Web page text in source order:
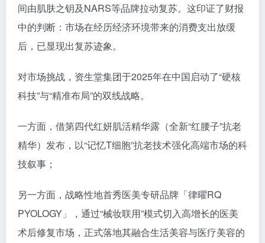
间由肌肤之钥及NARS等品牌拉动复苏。这印证了财报
中的判断：市场在经历经济环境带来的消费支出放缓
后，已显现出复苏迹象。
对市场挑战，资生堂集团于2025年在中国启动了“硬核
科技”与“精准布局”的双线战略。
一方面，借第四代红妍肌活精华露（全新“红腰子”抗老
精华）发布，以“记忆T细胞”抗老技术强化高端市场的科
技叙事；
另一方面，战略性地首秀医美专研品牌「律曜RQ
PYOLOGY」，通过“械妆联用”模式切入高增长的医美
术后修复市场，正式落地其融合生活美容与医疗美容的